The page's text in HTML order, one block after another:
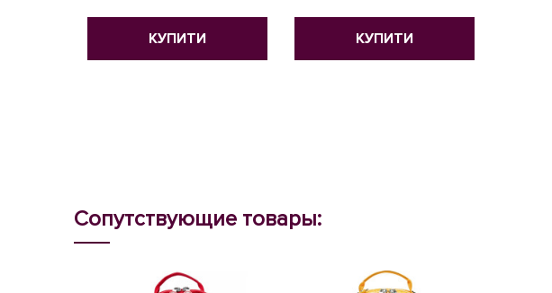
КУПИТИ КУПИТИ
Сопутствующие товары: